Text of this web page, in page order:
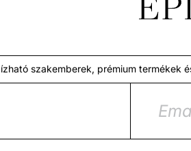
szakemberek, prémium termékek